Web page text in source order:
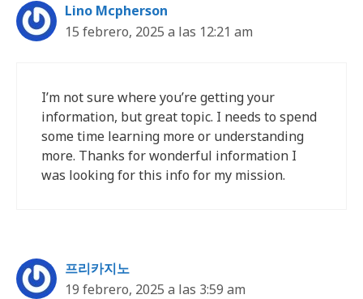
Lino Mcpherson
15 febrero, 2025 a las 12:21 am
I’m not sure where you’re getting your
information, but great topic. I needs to spend
some time learning more or understanding
more. Thanks for wonderful information I
was looking for this info for my mission.
프리카지노
19 febrero, 2025 a las 3:59 am